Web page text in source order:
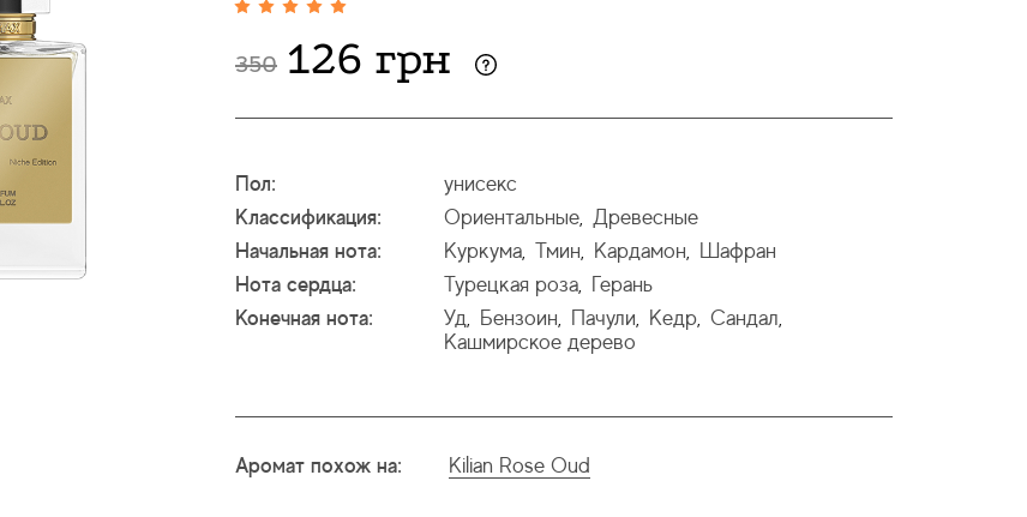
350 126 грн
Пол:
унисекс
Классификация:
Ориентальные, Древесные
Начальная нота:
Куркума, Тмин, Кардамон,
Шафран
Нота сердца:
Турецкая роза,
Герань
Конечная нота:
Уд, Бензоин, Пачули, Кедр, Сандал,
Кашмирское дерево
Аромат похож на: Kilian Rose Oud